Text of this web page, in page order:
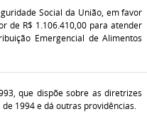
Social da União, em favor
de R$ 1.106.410,00 para atender
Emergencial de Alimentos
que dispõe sobre as diretrizes
1994 e dá outras providências.